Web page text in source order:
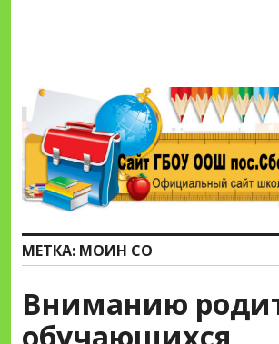
Сайт ГБОУ ООШ
МЕТКА: МОИН СО
Вниманию